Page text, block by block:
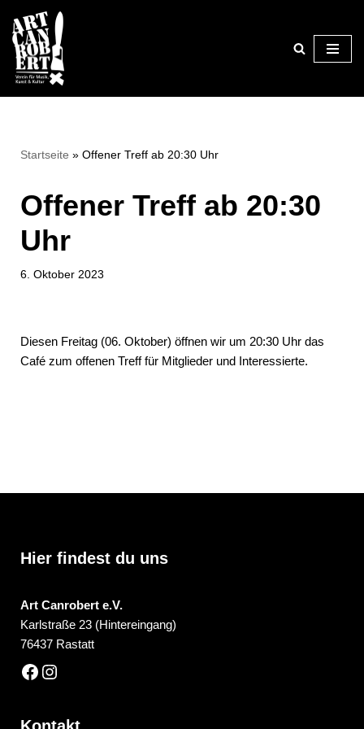
Zum
Inhalt
springen
Startseite » Offener Treff ab 20:30 Uhr
Offener Treff ab 20:30
Uhr
6. Oktober 2023
Diesen Freitag (06. Oktober) öffnen wir um 20:30 Uhr das
Café zum offenen Treff für Mitglieder und Interessierte.
Hier findest du uns
Art Canrobert e.V.
Karlstraße 23 (Hintereingang)
76437 Rastatt